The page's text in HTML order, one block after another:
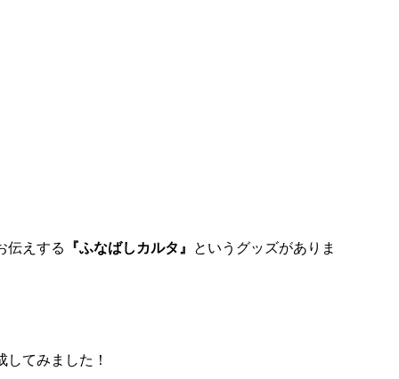
伝えする 『ふなばしカルタ』
というグッズがありま
てみました！